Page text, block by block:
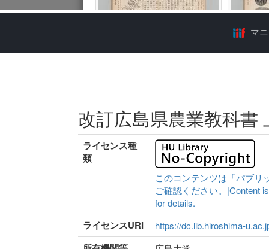
マ
改訂広島県農業教科書
ライセンス種
類
このコンテンツは「パブリ
ご確認ください。|Content
for details.
ライセンスURI https://dc.lib.hiroshima-